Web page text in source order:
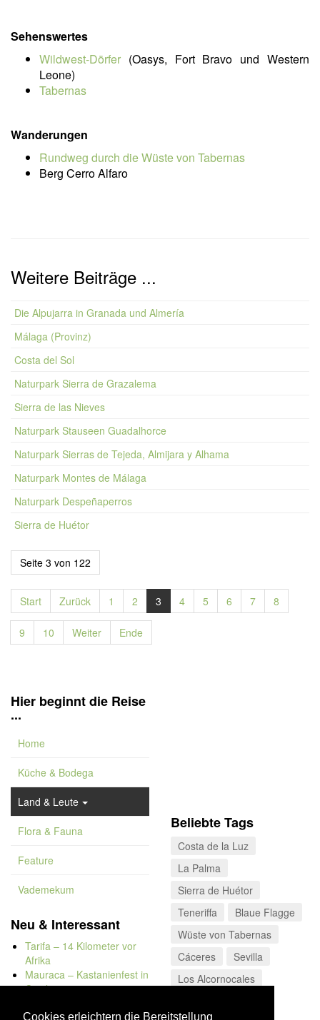
Cookies erleichtern die Bereitstellung
Sehenswertes
Wildwest-Dörfer (Oasys, Fort Bravo und Western
Leone)
Tabernas
Wanderungen
Rundweg durch die Wüste von Tabernas
Berg Cerro Alfaro
Weitere Beiträge ...
Die Alpujarra in Granada und Almería
Málaga (Provinz)
Costa del Sol
Naturpark Sierra de Grazalema
Sierra de las Nieves
Naturpark Stauseen Guadalhorce
Naturpark Sierras de Tejeda, Almijara y Alhama
Naturpark Montes de Málaga
Naturpark Despeñaperros
Sierra de Huétor
Seite 3 von 122
Start Zurück 1 2 3 4 5 6 7 8
9 10 Weiter Ende
Hier beginnt die Reise
...
Home
Küche & Bodega
Land & Leute
Flora & Fauna
Feature
Vademekum
Neu & Interessant
Tarifa – 14 Kilometer vor
Afrika
Mauraca – Kastanienfest in
Capileira
Beliebte Tags
Costa de la Luz
La Palma
Sierra de Huétor
Teneriffa
Blaue Flagge
Wüste von Tabernas
Cáceres
Sevilla
Los Alcornocales